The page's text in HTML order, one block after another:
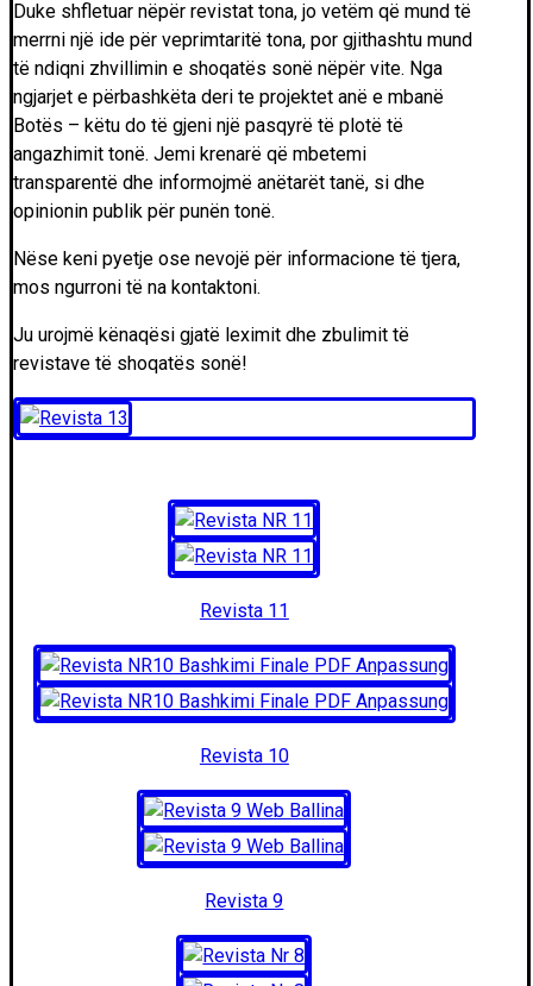
Duke shfletuar nëpër revistat tona, jo vetëm që mund të
merrni një ide për veprimtaritë tona, por gjithashtu mund
të ndiqni zhvillimin e shoqatës sonë nëpër vite. Nga
ngjarjet e përbashkëta deri te projektet anë e mbanë
Botës – këtu do të gjeni një pasqyrë të plotë të
angazhimit tonë. Jemi krenarë që mbetemi
transparentë dhe informojmë anëtarët tanë, si dhe
opinionin publik për punën tonë.
Nëse keni pyetje ose nevojë për informacione të tjera,
mos ngurroni të na kontaktoni.
Ju urojmë kënaqësi gjatë leximit dhe zbulimit të
revistave të shoqatës sonë!
Revista 11
Revista 10
Revista 9